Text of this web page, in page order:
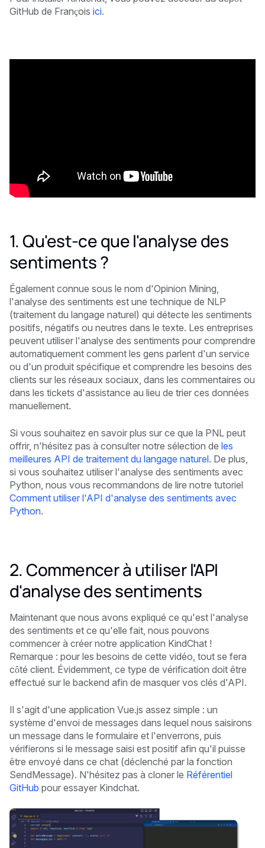
GitHub de François ici.
1. Qu'est-ce que l'analyse des
sentiments ?
Également connue sous le nom d'Opinion Mining,
l'analyse des sentiments est une technique de NLP
(traitement du langage naturel) qui détecte les sentiments
positifs, négatifs ou neutres dans le texte. Les entreprises
peuvent utiliser l'analyse des sentiments pour comprendre
automatiquement comment les gens parlent d'un service
ou d'un produit spécifique et comprendre les besoins des
clients sur les réseaux sociaux, dans les commentaires ou
dans les tickets d'assistance au lieu de trier ces données
manuellement.
Si vous souhaitez en savoir plus sur ce que la PNL peut
offrir, n'hésitez pas à consulter notre sélection de les
meilleures API de traitement du langage naturel. De plus,
si vous souhaitez utiliser l'analyse des sentiments avec
Python, nous vous recommandons de lire notre tutoriel
Comment utiliser l'API d'analyse des sentiments avec
Python.
2. Commencer à utiliser l'API
d'analyse des sentiments
Maintenant que nous avons expliqué ce qu'est l'analyse
des sentiments et ce qu'elle fait, nous pouvons
commencer à créer notre application KindChat !
Remarque : pour les besoins de cette vidéo, tout se fera
côté client. Évidemment, ce type de vérification doit être
effectué sur le backend afin de masquer vos clés d'API.
Il s'agit d'une application Vue.js assez simple : un
système d'envoi de messages dans lequel nous saisirons
un message dans le formulaire et l'enverrons, puis
vérifierons si le message saisi est positif afin qu'il puisse
être envoyé dans ce chat (déclenché par la fonction
SendMessage). N'hésitez pas à cloner le Référentiel
GitHub pour essayer Kindchat.